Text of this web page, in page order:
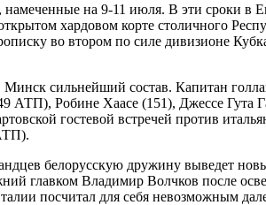
на 9-11 июля. В эти сроки
хардовом корте столичного
во втором по силе дивизионе
сильнейший состав. Капитан
АТП), Робине Хаасе (151), Джессе Гута
гостевой встречей против
белорусскую дружину выведет
главком Владимир Волчков после
посчитал для себя невозможным